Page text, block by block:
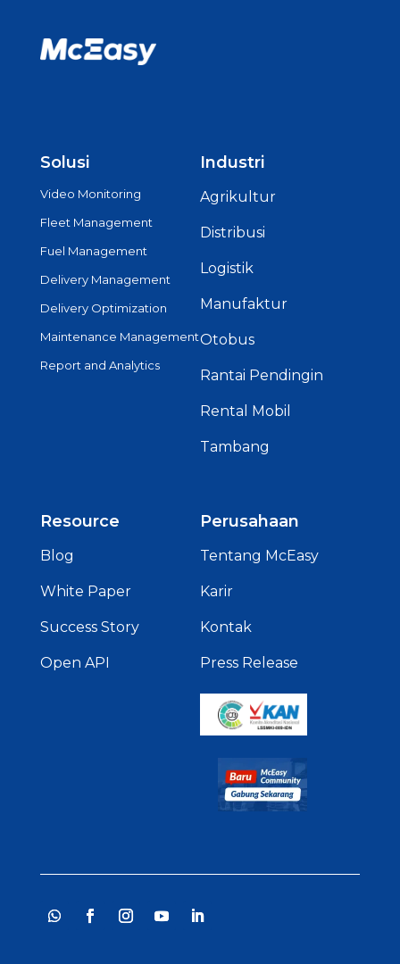
Solusi
Video Monitoring
Fleet Management
Fuel Management
Delivery Management
Delivery Optimization
Maintenance Management
Report and Analytics
Industri
Agrikultur
Distribusi
Logistik
Manufaktur
Otobus
Rantai Pendingin
Rental Mobil
Tambang
Resource
Blog
White Paper
Success Story
Open API
Perusahaan
Tentang McEasy
Karir
Kontak
Press Release